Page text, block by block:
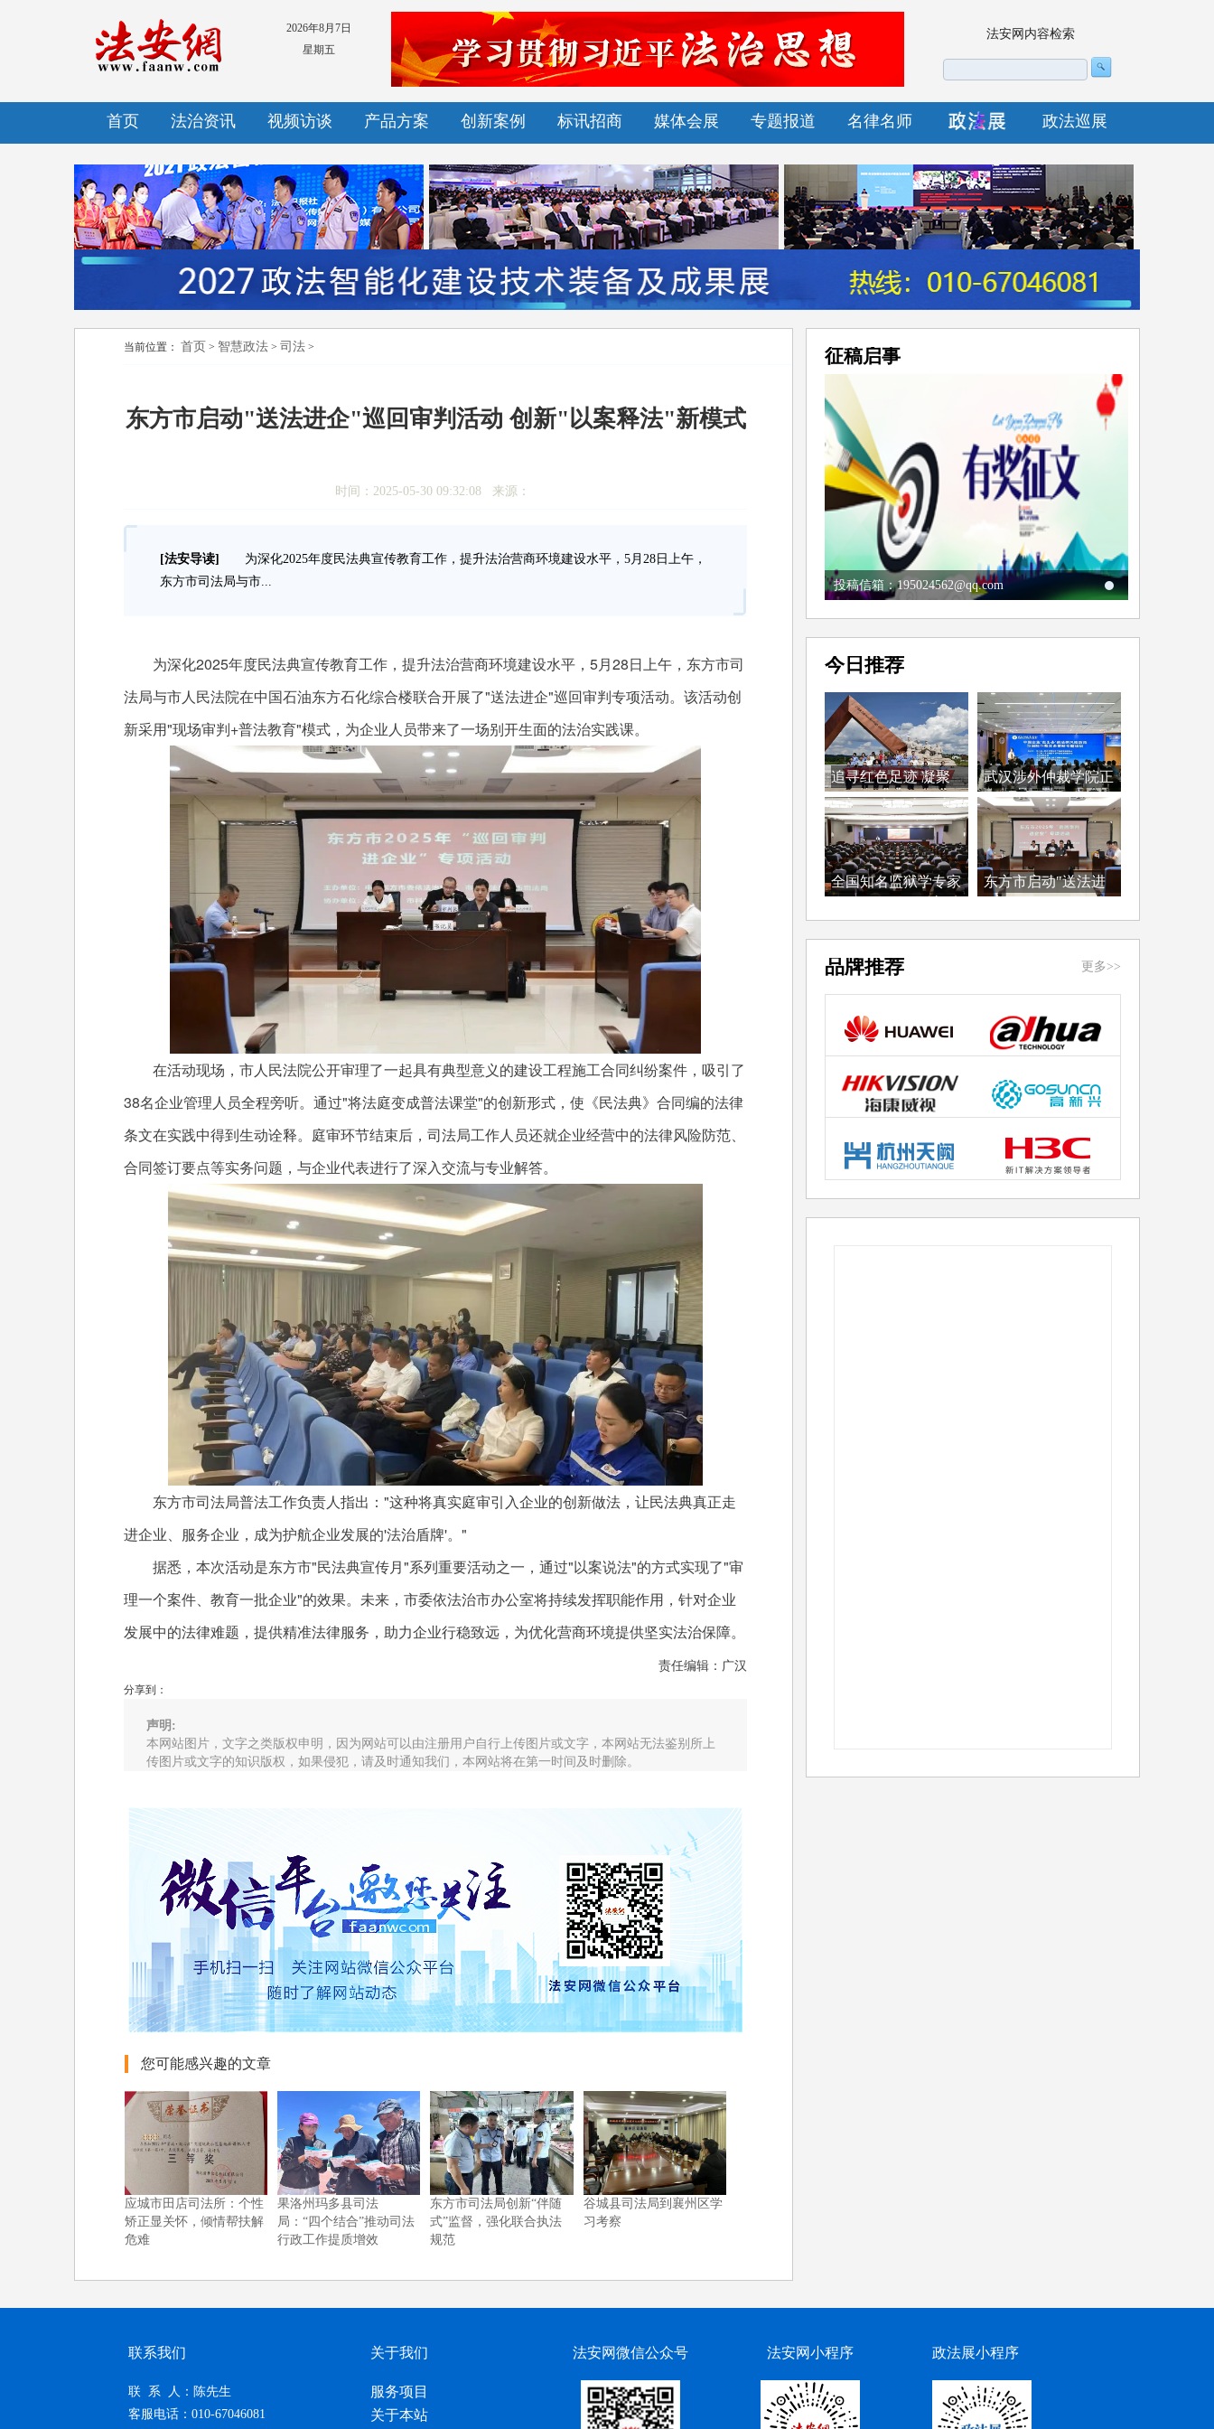
2026年8月7日
星期五
法安网内容检索
首页 法治资讯 视频访谈 产品方案 创新案例 标讯招商 媒体会展 专题报道 名律名师 政法巡展
当前位置： 首页 > 智慧政法 > 司法 >
东方市启动"送法进企"巡回审判活动 创新"以案释法"新模式
时间：2025-05-30 09:32:08 来源：
[法安导读]
为深化2025年度民法典宣传教育工作，提升法治营商环境建设水平，5月28日上午，
东方市司法局与市...
为深化2025年度民法典宣传教育工作，提升法治营商环境建设水平，5月28日上午，东方市司
法局与市人民法院在中国石油东方石化综合楼联合开展了"送法进企"巡回审判专项活动。该活动创
新采用"现场审判+普法教育"模式，为企业人员带来了一场别开生面的法治实践课。
在活动现场，市人民法院公开审理了一起具有典型意义的建设工程施工合同纠纷案件，吸引了
38名企业管理人员全程旁听。通过"将法庭变成普法课堂"的创新形式，使《民法典》合同编的法律
条文在实践中得到生动诠释。庭审环节结束后，司法局工作人员还就企业经营中的法律风险防范、
合同签订要点等实务问题，与企业代表进行了深入交流与专业解答。
东方市司法局普法工作负责人指出："这种将真实庭审引入企业的创新做法，让民法典真正走
进企业、服务企业，成为护航企业发展的'法治盾牌'。"
据悉，本次活动是东方市"民法典宣传月"系列重要活动之一，通过"以案说法"的方式实现了"审
理一个案件、教育一批企业"的效果。未来，市委依法治市办公室将持续发挥职能作用，针对企业
发展中的法律难题，提供精准法律服务，助力企业行稳致远，为优化营商环境提供坚实法治保障。
责任编辑：广汉
分享到：
声明:
本网站图片，文字之类版权申明，因为网站可以由注册用户自行上传图片或文字，本网站无法鉴别所上
传图片或文字的知识版权，如果侵犯，请及时通知我们，本网站将在第一时间及时删除。
您可能感兴趣的文章
应城市田店司法所：个性
矫正显关怀，倾情帮扶解
危难
果洛州玛多县司法
局：“四个结合”推动司法
行政工作提质增效
东方市司法局创新“伴随
式”监督，强化联合执法
规范
谷城县司法局到襄州区学
习考察
征稿启事
投稿信箱：195024562@qq.com
今日推荐
追寻红色足迹 凝聚
法...
武汉涉外仲裁学院正
式...
全国知名监狱学专家
东方市启动"送法进
品牌推荐 更多>>
联系我们
联 系 人：陈先生
客服电话：010-67046081
关于我们
服务项目
关于本站
法安网微信公众号 法安网小程序 政法展小程序